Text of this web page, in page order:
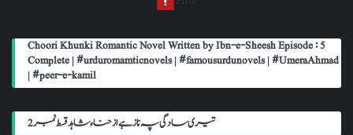
Choori Khunki Romantic Novel Written by Ibn-e-Sheesh Episode : 5
Complete | #urduromamticnovels | #famousurdunovels | #UmeraAhmad
| #peer-e-kamil
تیری سادگی پہ ناز ہے از حناء شاہد قسط نمبر 2